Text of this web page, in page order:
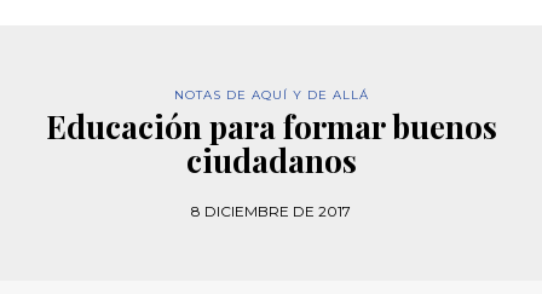
NOTAS DE AQUÍ Y DE ALLÁ
Educación para formar buenos
ciudadanos
8 DICIEMBRE DE 2017